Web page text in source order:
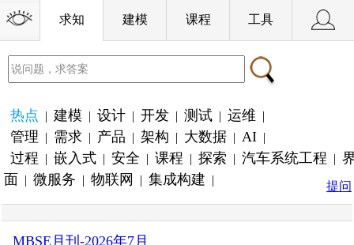
求知 建模 课程 工具
热点 | 建模 | 设计 | 开发 | 测试 | 运维 |
管理 | 需求 | 产品 | 架构 | 大数据 | AI |
过程 | 嵌入式 | 安全 | 课程 | 探索 | 汽车系统工程 |
面
| 微服务 | 物联网 | 集成构建 | 提问
MBSE月刊-2026年7月